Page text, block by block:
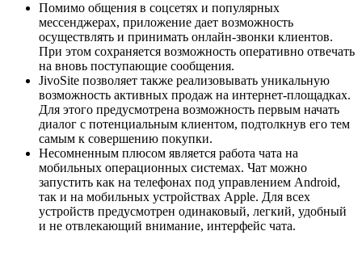
Помимо общения в соцсетях и популярных
мессенджерах, приложение дает возможность
осуществлять и принимать онлайн-звонки клиентов.
При этом сохраняется возможность оперативно отвечать
на вновь поступающие сообщения.
JivoSite позволяет также реализовывать уникальную
возможность активных продаж на интернет-площадках.
Для этого предусмотрена возможность первым начать
диалог с потенциальным клиентом, подтолкнув его тем
самым к совершению покупки.
Несомненным плюсом является работа чата на
мобильных операционных системах. Чат можно
запустить как на телефонах под управлением Android,
так и на мобильных устройствах Apple. Для всех
устройств предусмотрен одинаковый, легкий, удобный
и не отвлекающий внимание, интерфейс чата.